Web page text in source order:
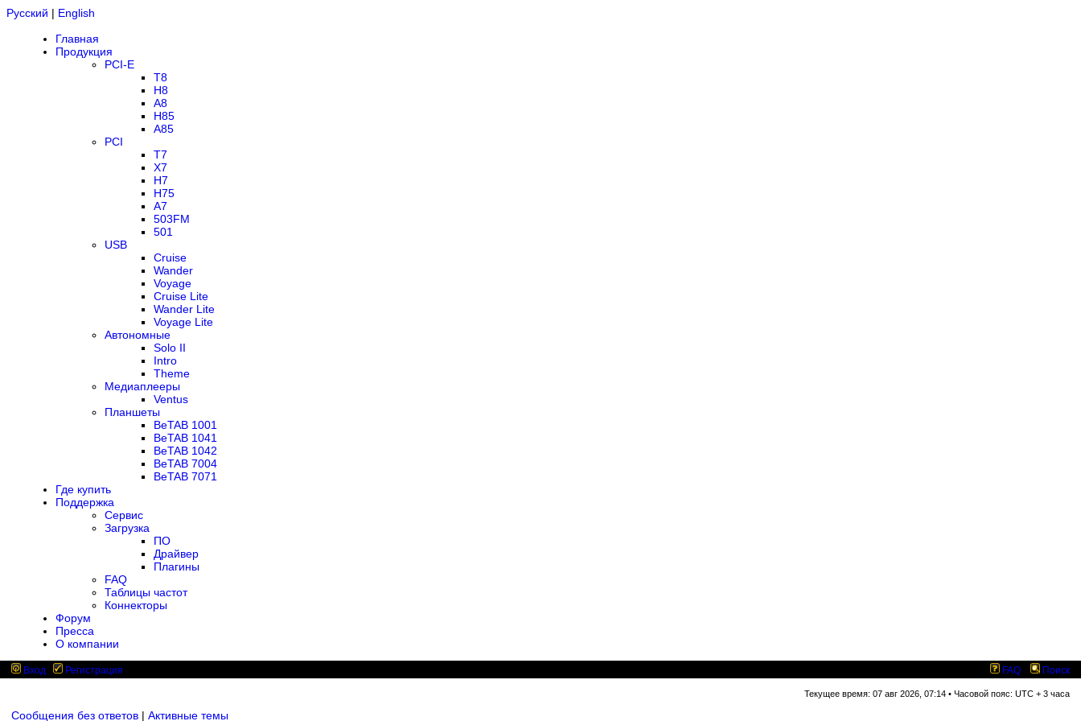
Русский | English
Главная
Продукция
PCI-E
T8
H8
A8
H85
A85
PCI
T7
X7
H7
H75
A7
503FM
501
USB
Cruise
Wander
Voyage
Cruise Lite
Wander Lite
Voyage Lite
Автономные
Solo II
Intro
Theme
Медиаплееры
Ventus
Планшеты
BeTAB 1001
BeTAB 1041
BeTAB 1042
BeTAB 7004
BeTAB 7071
Где купить
Поддержка
Сервис
Загрузка
ПО
Драйвер
Плагины
FAQ
Таблицы частот
Коннекторы
Форум
Пресса
О компании
Вход Регистрация FAQ Поиск
Текущее время: 07 авг 2026, 07:14 • Часовой пояс: UTC + 3 часа
Сообщения без ответов | Активные темы